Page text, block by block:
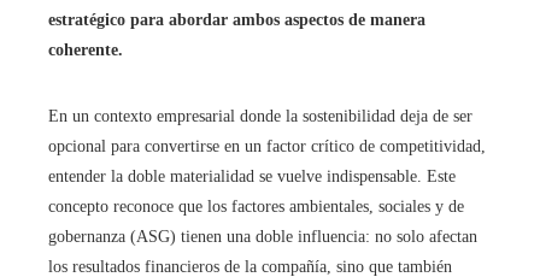
estratégico para abordar ambos aspectos de manera
coherente.
En un contexto empresarial donde la sostenibilidad deja de ser
opcional para convertirse en un factor crítico de competitividad,
entender la doble materialidad se vuelve indispensable. Este
concepto reconoce que los factores ambientales, sociales y de
gobernanza (ASG) tienen una doble influencia: no solo afectan
los resultados financieros de la compañía, sino que también